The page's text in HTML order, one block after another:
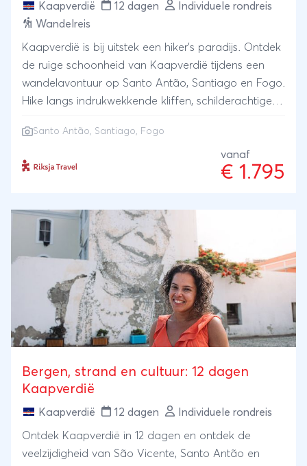
Kaapverdië 12 dagen
Individuele rondreis
Wandelreis
Kaapverdië is bij uitstek een hiker’s paradijs. Ontdek
de ruige schoonheid van Kaapverdië tijdens een
wandelavontuur op Santo Antão, Santiago en Fogo.
Hike langs indrukwekkende kliffen, schilderachtige
de actieve vulkaan van Fogo en geniet van
Santo Antão, Santiago, Fogo
vanaf
€ 1.795
Bergen, strand en cultuur: 12 dagen
Kaapverdië
Kaapverdië 12 dagen Individuele rondreis
Ontdek Kaapverdië in 12 dagen en ontdek de
veelzijdigheid van São Vicente, Santo Antão en